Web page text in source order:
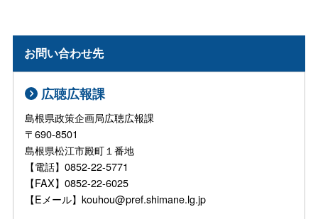
お問い合わせ先
広聴広報課
島根県政策企画局広聴広報課
〒690-8501
島根県松江市殿町１番地
【電話】0852-22-5771
【FAX】0852-22-6025
【Eメール】kouhou@pref.shimane.lg.jp